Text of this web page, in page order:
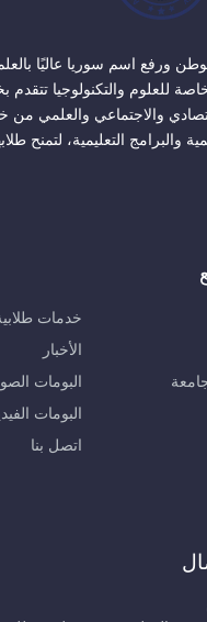
ورفع اسم سوريا عاليًا
للعلوم والتكنولوجيا
والاجتماعي والعلمي من
والبرامج التعليمية، لتمنح
خدمات
الأخبار
البومات
البومات
اتصل بنا